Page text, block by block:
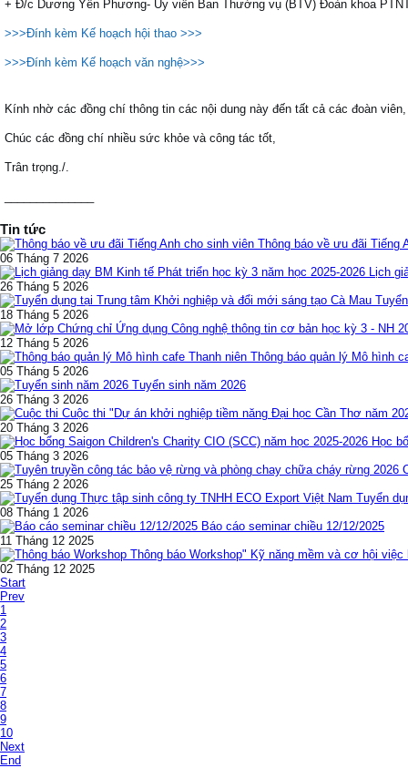
+ Đ/c Dương Yến Phương- Ủy viên Ban Thường vụ (BTV) Đoàn khoa
>>>Đính kèm Kế hoạch hội thao >>>
>>>Đính kèm Kế hoạch văn nghệ>>>
Kính nhờ các đồng chí thông tin các nội dung này đến tất cả các đoàn
Chúc các đồng chí nhiều sức khỏe và công tác tốt,
Trân trọng./.
Tin tức
Thông báo về ưu đãi Tiếng
06 Tháng 7 2026
Lịch
26 Tháng 5 2026
18 Tháng 5 2026
12 Tháng 5 2026
Thông báo quản lý Mô hình
05 Tháng 5 2026
Tuyển sinh năm 2026
26 Tháng 3 2026
Cuộc thi "Dự án khởi nghiệp tiềm năng Đại học Cần Thơ năm
20 Tháng 3 2026
Học
05 Tháng 3 2026
25 Tháng 2 2026
Tuyển
08 Tháng 1 2026
Báo cáo seminar chiều 12/12/2025
11 Tháng 12 2025
Thông báo Workshop" Kỹ năng mềm và cơ hội việc
02 Tháng 12 2025
Start
Prev
1
2
3
4
5
6
7
8
9
10
Next
End